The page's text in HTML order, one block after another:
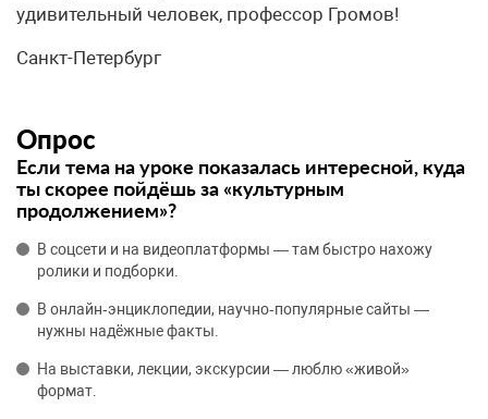
удивительный человек, профессор Громов!
Санкт-Петербург
Опрос
Если тема на уроке показалась интересной, куда
ты скорее пойдёшь за «культурным
продолжением»?
В соцсети и на видеоплатформы — там быстро нахожу
ролики и подборки.
В онлайн‑энциклопедии, научно‑популярные сайты —
нужны надёжные факты.
На выставки, лекции, экскурсии — люблю «живой»
формат.